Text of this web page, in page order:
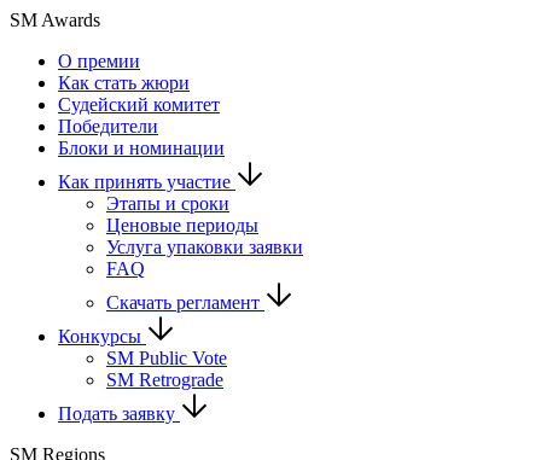
SM Awards
О премии
Как стать жюри
Судейский комитет
Победители
Блоки и номинации
Как принять участие
Этапы и сроки
Ценовые периоды
Услуга упаковки заявки
FAQ
Скачать регламент
Конкурсы
SM Public Vote
SM Retrograde
Подать заявку
SM Regions